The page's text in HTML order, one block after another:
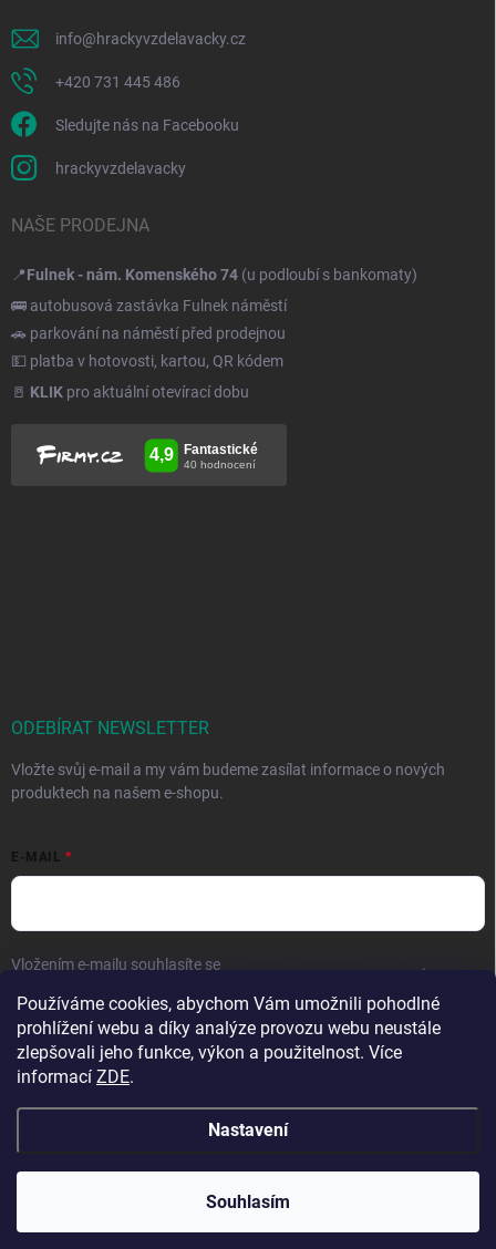
Používáme cookies, abychom Vám umožnili pohodlné
prohlížení webu a díky analýze provozu webu neustále
zlepšovali jeho funkce, výkon a použitelnost. Více
informací ZDE.
Nastavení
Souhlasím
Přejeme krásné prázdniny! 🧡 | Vaše objednávky
info@hrackyvzdelavacky.cz
+420 731 445 486
Sledujte nás na Facebooku
hrackyvzdelavacky
NAŠE PRODEJNA
📍Fulnek - nám. Komenského 74 (u podloubí s bankomaty)
🚌 autobusová zastávka Fulnek náměstí
🚗 parkování na náměstí před prodejnou
💵 platba v hotovosti, kartou, QR kódem
🚪 KLIK pro aktuální otevírací dobu
ODEBÍRAT NEWSLETTER
Vložte svůj e-mail a my vám budeme zasílat informace o nových
produktech na našem e-shopu.
E-MAIL
Vložením e-mailu souhlasíte se .
Přihlásit se
Copyright 2026Hračky vzdělávačky. Všechna práva vyhrazena.Upravit
nastavení cookies